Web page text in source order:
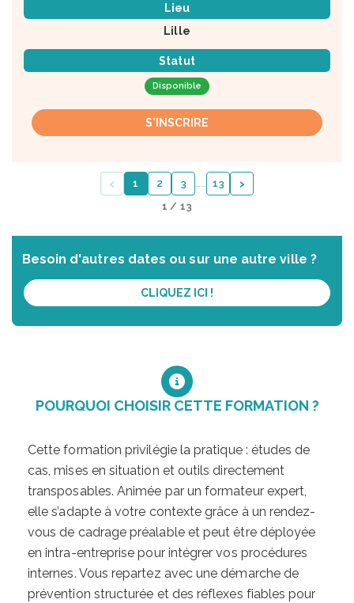
Lieu
Lille
Statut
Disponible
S'INSCRIRE
‹ 1 2 3 13 ›
1 / 13
Besoin d'autres dates ou sur une autre ville ?
CLIQUEZ ICI !
POURQUOI CHOISIR CETTE FORMATION ?
Cette formation privilégie la pratique : études de
cas, mises en situation et outils directement
transposables. Animée par un formateur expert,
elle s’adapte à votre contexte grâce à un rendez-
vous de cadrage préalable et peut être déployée
en intra-entreprise pour intégrer vos procédures
internes. Vous repartez avec une démarche de
prévention structurée et des réflexes fiables pour